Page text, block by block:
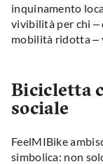
inquinamento
vivibilità per chi –
mobilità ridotta –
Bicicletta
sociale
FeelMIBike
simbolica: non